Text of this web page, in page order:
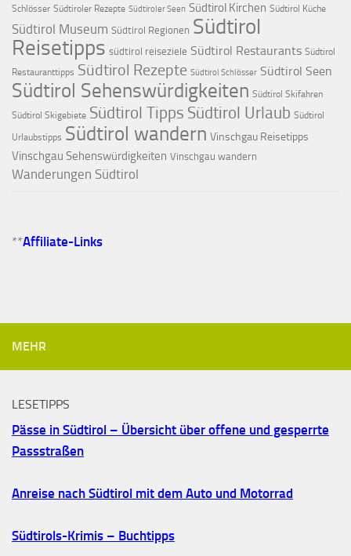
Schlösser Südtiroler Rezepte Südtiroler Seen Südtirol Kirchen Südtirol Küche
Südtirol Museum Südtirol Regionen Südtirol
Reisetipps südtirol reiseziele Südtirol Restaurants Südtirol
Restauranttipps Südtirol Rezepte Südtirol Schlösser Südtirol Seen
Südtirol Sehenswürdigkeiten Südtirol Skifahren
Südtirol Skigebiete Südtirol Tipps Südtirol Urlaub Südtirol
Urlaubstipps Südtirol wandern Vinschgau Reisetipps
Vinschgau Sehenswürdigkeiten Vinschgau wandern
Wanderungen Südtirol
**Affiliate-Links
MEHR
LESETIPPS
Pässe in Südtirol – Übersicht über offene und gesperrte
Passstraßen
Anreise nach Südtirol mit dem Auto und Motorrad
Südtirols-Krimis – Buchtipps